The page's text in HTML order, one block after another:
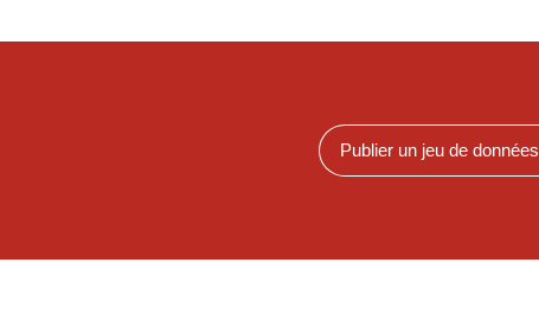
Publier un jeu de données